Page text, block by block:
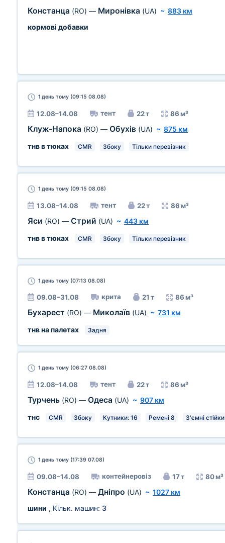
Констанца (RO) — Миронівка (UA) ~ 883 км
кормові добавки
1 день тому (09:15 08.08)
12.08–14.08 тент 22 т 86 м³
Клуж-Напока (RO) — Обухів (UA) ~ 875 км
тнв в тюках
CMR Збоку Тільки перевізник
1 день тому (09:15 08.08)
13.08–14.08 тент 22 т 86 м³
Яси (RO) — Стрий (UA) ~ 443 км
тнв в тюках
CMR Збоку Тільки перевізник
1 день тому (07:13 08.08)
09.08–31.08 крита 21 т 86 м³
Бухарест (RO) — Миколаїв (UA) ~ 731 км
тнв на палетах
Задня
1 день тому (06:27 08.08)
12.08–14.08 тент 22 т 86 м³
Турчень (RO) — Одеса (UA) ~ 907 км
тнс
CMR Збоку Кутники: 16 Ремені 8 З'ємні стійки
1 день тому (17:39 07.08)
09.08–14.08 контейнеровіз 17 т 80 м³
Констанца (RO) — Дніпро (UA) ~ 1027 км
шини , Кільк. машин: 3